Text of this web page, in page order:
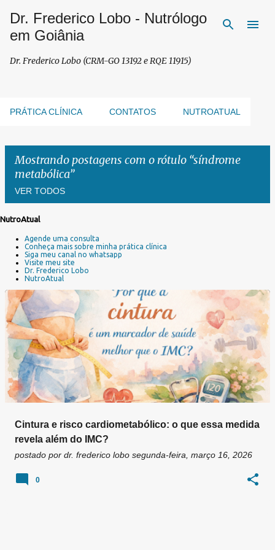
Pular para o conteúdo principal
Dr. Frederico Lobo - Nutrólogo
em Goiânia
Dr. Frederico Lobo (CRM-GO 13192 e RQE 11915)
PRÁTICA CLÍNICA CONTATOS NUTROATUAL
Mostrando postagens com o rótulo síndrome
metabólica
VER TODOS
g
n
NutroAtual
Agende uma consulta
Conheça mais sobre minha prática clínica
Siga meu canal no whatsapp
Visite meu site
Dr. Frederico Lobo
NutroAtual
Cintura e risco cardiometabólico: o que essa medida
revela além do IMC?
postado por dr. frederico lobo segunda-feira, março 16, 2026
0